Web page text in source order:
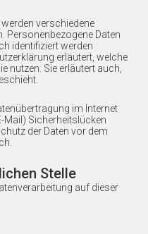
verschiedene
Personenbezogene Daten
identifiziert werden
erläutert, welche
nutzen. Sie erläutert auch,
im Internet
Mail) Sicherheitslücken
der Daten vor dem
Stelle
auf dieser